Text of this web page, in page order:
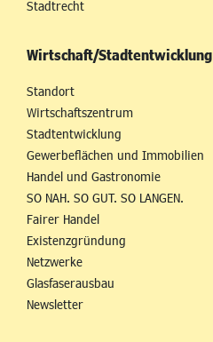
Stadtrecht
Wirtschaft/Stadtentwicklung
Standort
Wirtschaftszentrum
Stadtentwicklung
Gewerbeflächen und Immobilien
Handel und Gastronomie
SO NAH. SO GUT. SO LANGEN.
Fairer Handel
Existenzgründung
Netzwerke
Glasfaserausbau
Newsletter